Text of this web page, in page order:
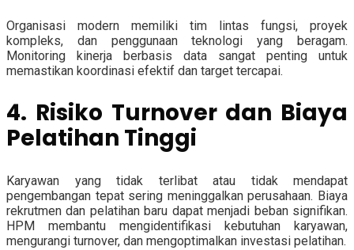
Organisasi modern memiliki tim lintas fungsi, proyek
kompleks, dan penggunaan teknologi yang beragam.
Monitoring kinerja berbasis data sangat penting untuk
memastikan koordinasi efektif dan target tercapai.
4. Risiko Turnover dan Biaya
Pelatihan Tinggi
Karyawan yang tidak terlibat atau tidak mendapat
pengembangan tepat sering meninggalkan perusahaan. Biaya
rekrutmen dan pelatihan baru dapat menjadi beban signifikan.
HPM membantu mengidentifikasi kebutuhan karyawan,
mengurangi turnover, dan mengoptimalkan investasi pelatihan.